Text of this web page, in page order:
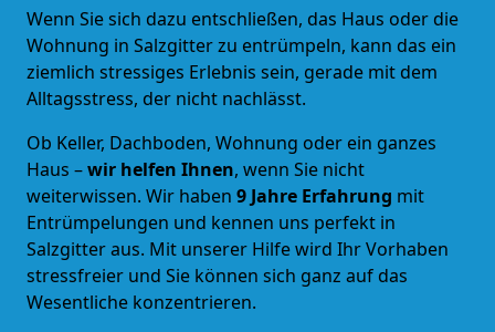
Wenn Sie sich dazu entschließen, das Haus oder die
Wohnung in Salzgitter zu entrümpeln, kann das ein
ziemlich stressiges Erlebnis sein, gerade mit dem
Alltagsstress, der nicht nachlässt.
Ob Keller, Dachboden, Wohnung oder ein ganzes
Haus –wir helfen Ihnen, wenn Sie nicht
weiterwissen. Wir haben 9 Jahre Erfahrung mit
Entrümpelungen und kennen uns perfekt in
Salzgitter aus. Mit unserer Hilfe wird Ihr Vorhaben
stressfreier und Sie können sich ganz auf das
Wesentliche konzentrieren.